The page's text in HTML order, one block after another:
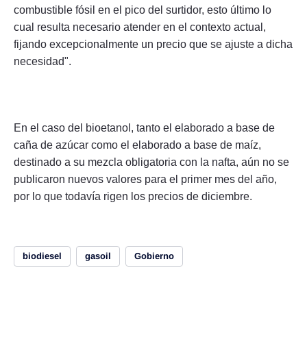
combustible fósil en el pico del surtidor, esto último lo
cual resulta necesario atender en el contexto actual,
fijando excepcionalmente un precio que se ajuste a dicha
necesidad".
En el caso del bioetanol, tanto el elaborado a base de
caña de azúcar como el elaborado a base de maíz,
destinado a su mezcla obligatoria con la nafta, aún no se
publicaron nuevos valores para el primer mes del año,
por lo que todavía rigen los precios de diciembre.
biodiesel gasoil Gobierno